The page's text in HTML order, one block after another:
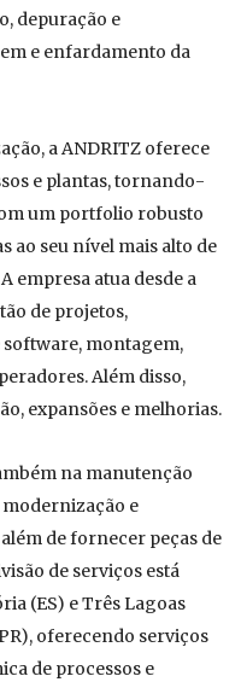
depuração e
e enfardamento da
a ANDRITZ oferece
e plantas, tornando-
um portfolio robusto
ao seu nível mais alto de
empresa atua desde a
de projetos,
montagem,
Além disso,
expansões e melhorias.
na manutenção
e
de fornecer peças de
de serviços está
(ES) e Três Lagoas
oferecendo serviços
de processos e